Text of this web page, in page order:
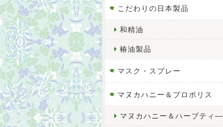
こだわりの日本製品
和精油
椿油製品
マスク・スプレー
マヌカハニー＆プロポリス
マヌカハニー＆ハーブティ―